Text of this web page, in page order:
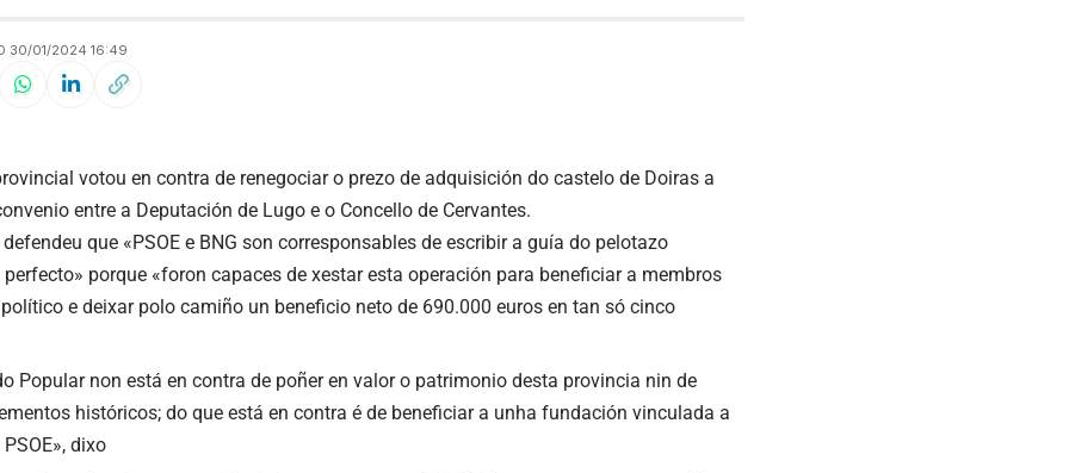
30/01/2024 16:49
votou en contra de renegociar o prezo de adquisición do castelo de Doiras a
entre a Deputación de Lugo e o Concello de Cervantes.
que «PSOE e BNG son corresponsables de escribir a guía do pelotazo
porque «foron capaces de xestar esta operación para beneficiar a membros
e deixar polo camiño un beneficio neto de 690.000 euros en tan só cinco
Popular non está en contra de poñer en valor o patrimonio desta provincia nin de
históricos; do que está en contra é de beneficiar a unha fundación vinculada a
dixo